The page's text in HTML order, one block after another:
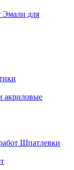
Эмали для
акриловые
Шпатлевки